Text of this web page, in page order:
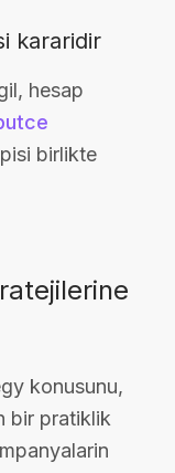
kararidir
hesap
birlikte
konusunu,
bir pratiklik